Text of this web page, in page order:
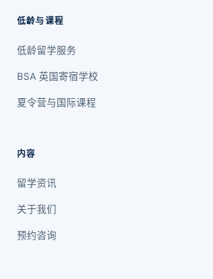
低龄与课程
低龄留学服务
BSA 英国寄宿学校
夏令营与国际课程
内容
留学资讯
关于我们
预约咨询